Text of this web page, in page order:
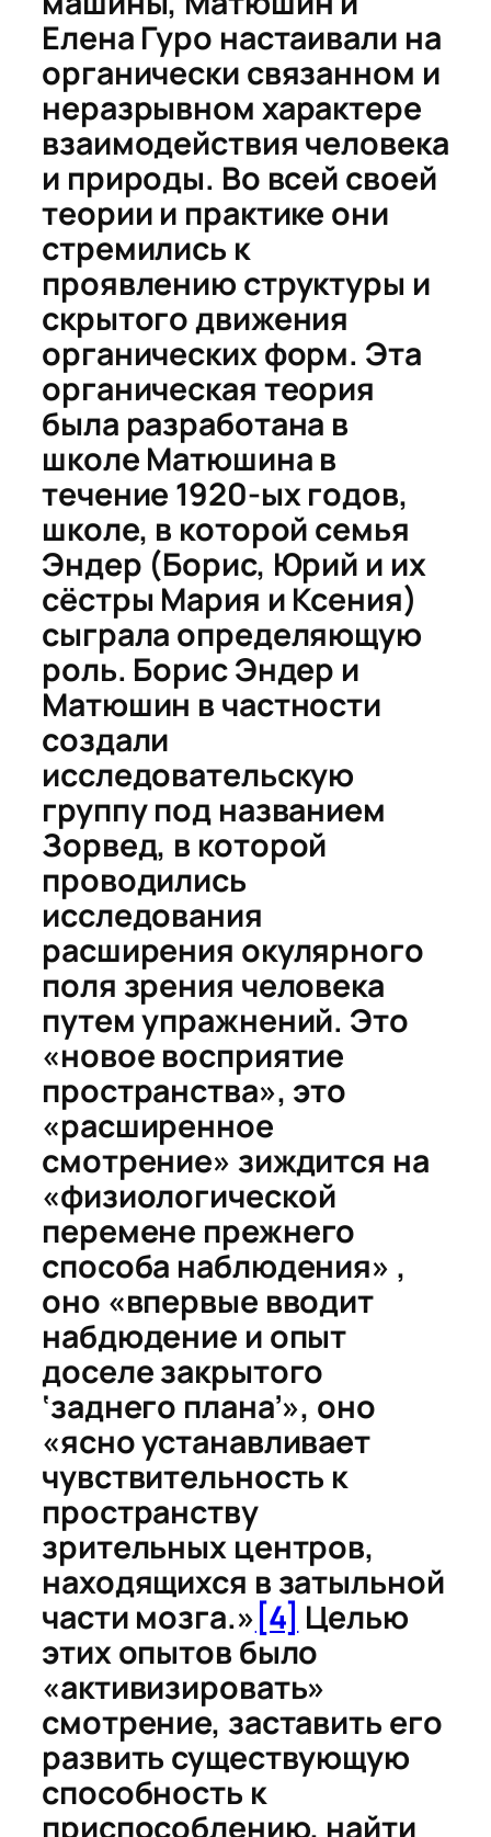
Елена Гуро настаивали на
органически связанном и
неразрывном характере
взаимодействия человека
и природы. Во всей своей
теории и практике они
стремились к
проявлению структуры и
скрытого движения
органических форм. Эта
органическая теория
была разработана в
школе Матюшина в
течение 1920-ых годов,
школе, в которой семья
Эндер (Борис, Юрий и их
сёстры Мария и Ксения)
сыграла определяющую
роль. Борис Эндер и
Матюшин в частности
создали
исследовательскую
группу под названием
Зорвед, в которой
проводились
исследования
расширения окулярного
поля зрения человека
путем упражнений. Это
«новое восприятие
пространства», это
«расширенное
смотрение» зиждится на
«физиологической
перемене прежнего
способа наблюдения» ,
оно «впервые вводит
набдюдение и опыт
доселе закрытого
‘заднего плана’», оно
«ясно устанавливает
чувствительность к
пространству
зрительных центров,
находящихся в затыльной
части мозга.» [4] Целью
этих опытов было
«активизировать»
смотрение, заставить его
развить существующую
способность к
приспособлению, найти